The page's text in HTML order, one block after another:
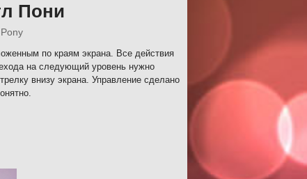
Пони
по краям экрана. Все действия
на следующий уровень нужно
внизу экрана. Управление сделано